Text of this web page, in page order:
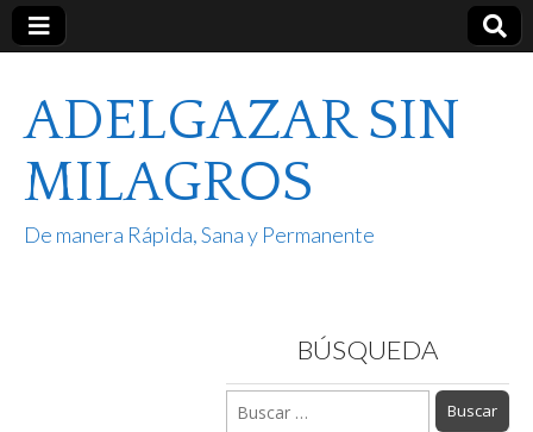
ADELGAZAR SIN
MILAGROS
De manera Rápida, Sana y Permanente
BÚSQUEDA
Buscar: